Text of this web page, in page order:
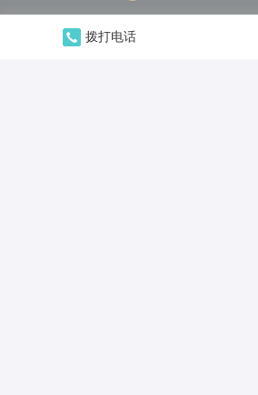
拨打电话